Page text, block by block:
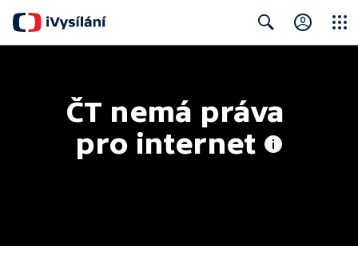
ČT nemá práva
pro internet